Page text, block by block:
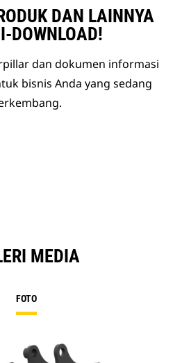
DAN LAINNYA
DOWNLOAD!
dan dokumen informasi
bisnis Anda yang sedang
MEDIA
FOTO